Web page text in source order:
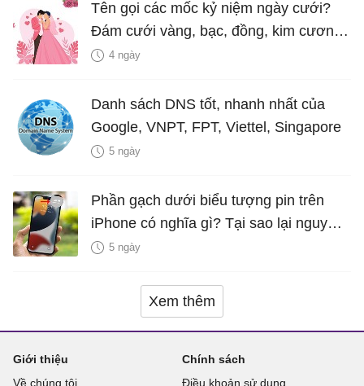
Tên gọi các mốc kỷ niệm ngày cưới?
Đám cưới vàng, bạc, đồng, kim cương
là bao nhiêu năm?
4 ngày
Danh sách DNS tốt, nhanh nhất của
Google, VNPT, FPT, Viettel, Singapore
5 ngày
Phần gạch dưới biểu tượng pin trên
iPhone có nghĩa gì? Tại sao lại nguy
hiểm?
5 ngày
Xem thêm
Giới thiệu
Về chúng tôi
Chính sách
Điều khoản sử dụng